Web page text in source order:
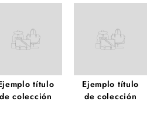
título
de colección
Ejemplo título
de colección